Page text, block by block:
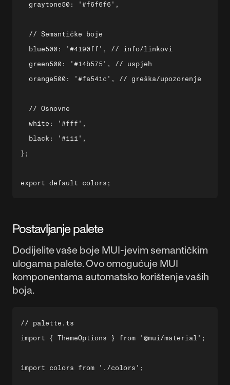
  graytone50: '#f6f6f6',
  // Semantičke boje
  blue500: '#4190ff', // info/linkovi
  green500: '#14b575', // uspjeh
  orange500: '#fa541c', // greška/upozorenje
  // Osnovne
  white: '#fff',
  black: '#111',
};
Postavljanje palete
Dodijelite vaše boje MUI-jevim semantičkim
ulogama palete. Ovo omogućuje MUI
komponentama automatsko korištenje vaših
boja.
// palette.ts
import { ThemeOptions } from '@mui/material';
import colors from './colors';